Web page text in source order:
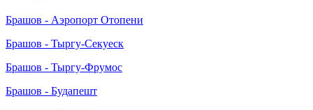
Брашов - Аэропорт Отопени
Брашов - Тыргу-Секуеск
Брашов - Тыргу-Фрумос
Брашов - Будапешт